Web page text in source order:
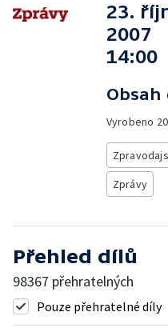
23.
2007
14:00
Obsah
Vyrobeno
Zprávy
Přehled dílů
98367 přehratelných
Pouze přehratelné díly